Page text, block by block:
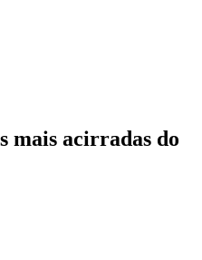
mais acirradas do